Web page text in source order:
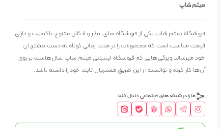
میثم شاپ
فروشگاه میثم شاپ یکی از فروشگاه های عطر و ادکلن متنوع، باکیفیت و دارای
قیمت مناسب است که محصولات را در مدت زمانی کوتاه به دست مشتریان
خود میرساند ویژگی‌هایی که فروشگاه اینترنتی میثم شاپ سال‌هاست بر روی
آن‌ها کار کرده و توانسته از این طریق مشتریان ثابت خود را داشته باشد.
ما را در شبکه های اجتماعی دنبال کنید